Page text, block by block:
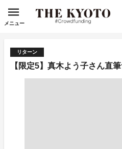
メニュー
リターン
【限定5】真木よう子さん直